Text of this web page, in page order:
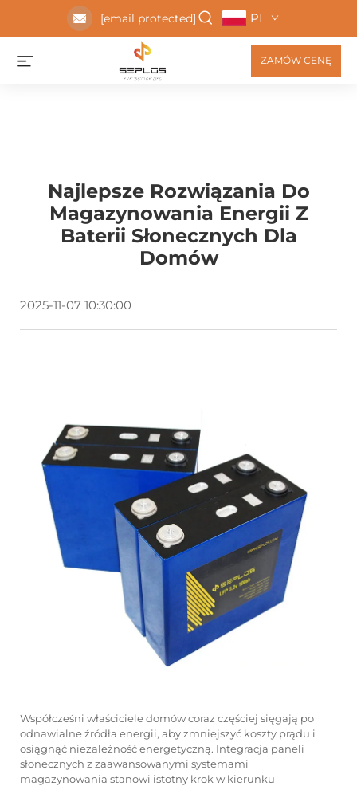
[email protected] PL
ZAMÓW CENĘ
Najlepsze Rozwiązania Do
Magazynowania Energii Z
Baterii Słonecznych Dla
Domów
2025-11-07 10:30:00
Współcześni właściciele domów coraz częściej sięgają po
odnawialne źródła energii, aby zmniejszyć koszty prądu i
osiągnąć niezależność energetyczną. Integracja paneli
słonecznych z zaawansowanymi systemami
magazynowania stanowi istotny krok w kierunku